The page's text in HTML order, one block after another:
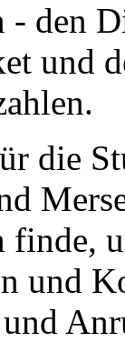
den
und
die
und